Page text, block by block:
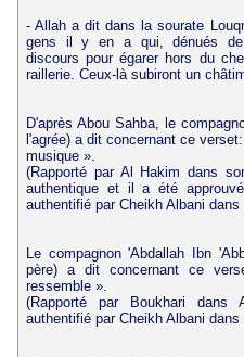
- Allah a dit dans la sourate
gens il y en a qui, dénués de
discours pour égarer hors du
raillerie. Ceux-là subiront un
D'après Abou Sahba, le
l'agrée) a dit concernant ce
musique ».
(Rapporté par Al Hakim dans
authentique et il a été
authentifié par Cheikh Albani
Le compagnon 'Abdallah Ibn
père) a dit concernant ce
ressemble ».
(Rapporté par Boukhari dans
authentifié par Cheikh Albani